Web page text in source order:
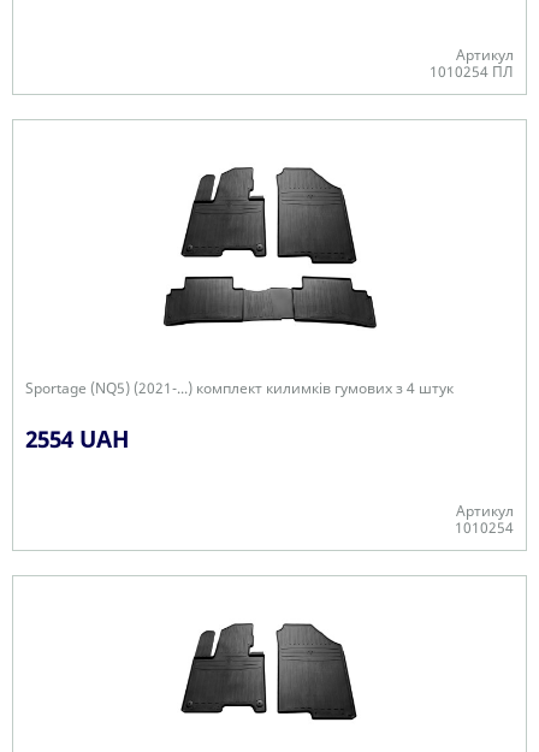
Артикул
1010254 ПЛ
Sportage (NQ5) (2021-...) комплект килимків гумових з 4 штук
2554 UAH
Артикул
1010254